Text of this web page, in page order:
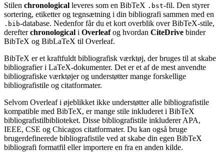
Stilen chronological leveres som en BibTeX .bst-fil. Den styrer
sortering, etiketter og tegnsætning i din bibliografi sammen med en
.bib-database. Nedenfor får du et kort overblik over BibTeX-stile,
derefterchronological i Overleafog hvordan CiteDrive binder
BibTeX og BibLaTeX til Overleaf.
BibTeX er et kraftfuldt bibliografisk værktøj, der bruges til at skabe
bibliografier i LaTeX-dokumenter. Det er et af de mest anvendte
bibliografiske værktøjer og understøtter mange forskellige
bibliografistile og citatformater.
Selvom Overleaf i øjeblikket ikke understøtter alle bibliografistile
kompatible med BibTeX, er mange stile inkluderet i BibTeX
bibliografistilbiblioteket. Disse bibliografistile inkluderer APA,
IEEE, CSE og Chicagos citatformater. Du kan også bruge
brugerdefinerede bibliografistile ved at skabe din egen BibTeX
bibliografi formatfil eller importere en fra en anden kilde.